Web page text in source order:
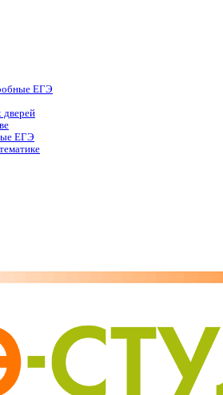
ЕГЭ
ЕГЭ